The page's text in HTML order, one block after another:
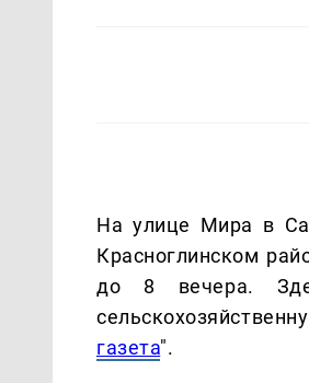
На улице Мира в
Красноглинском
до 8 вечера.
газета".